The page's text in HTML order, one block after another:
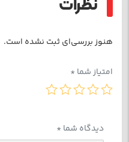
نظرات
هنوز بررسی‌ای ثبت نشده است.
امتیاز شما *
دیدگاه شما *